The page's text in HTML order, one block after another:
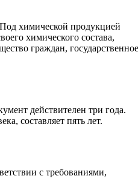
химической продукцией
химического состава,
граждан, государственное
действителен три года.
составляет пять лет.
с требованиями,